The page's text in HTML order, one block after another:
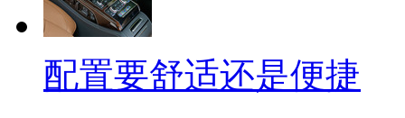
配置要舒适还是便捷